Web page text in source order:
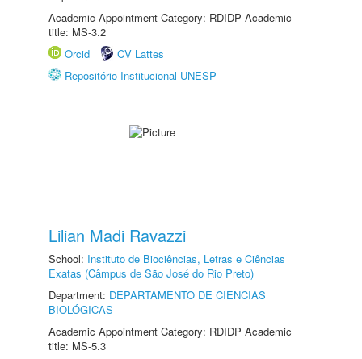
Academic Appointment Category: RDIDP Academic
title: MS-3.2
Orcid
CV Lattes
Repositório Institucional UNESP
Lilian Madi Ravazzi
School: Instituto de Biociências, Letras e Ciências
Exatas (Câmpus de São José do Rio Preto)
Department: DEPARTAMENTO DE CIÊNCIAS
BIOLÓGICAS
Academic Appointment Category: RDIDP Academic
title: MS-5.3